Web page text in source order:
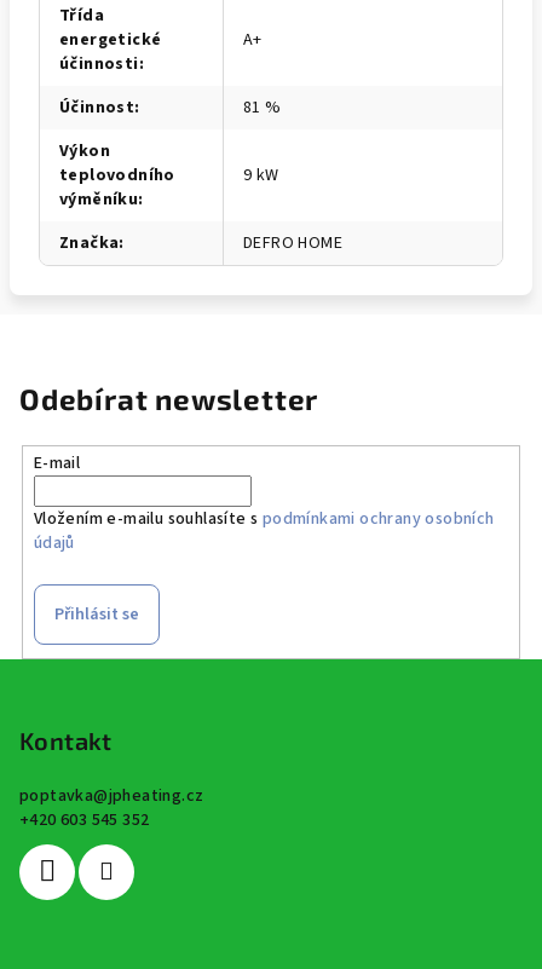
Třída
energetické
účinnosti:
A+
Účinnost:
81 %
Výkon
teplovodního
výměníku:
9 kW
Značka: DEFRO HOME
Odebírat newsletter
E-mail
Vložením e-mailu souhlasíte s podmínkami ochrany osobních
údajů
Přihlásit se
Kontakt
poptavka@jpheating.cz
+420 603 545 352